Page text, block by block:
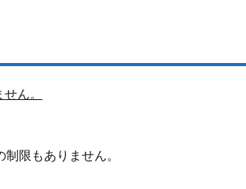
ん。
限もありません。